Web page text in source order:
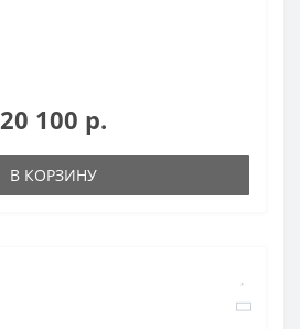
20 100 р.
В КОРЗИНУ